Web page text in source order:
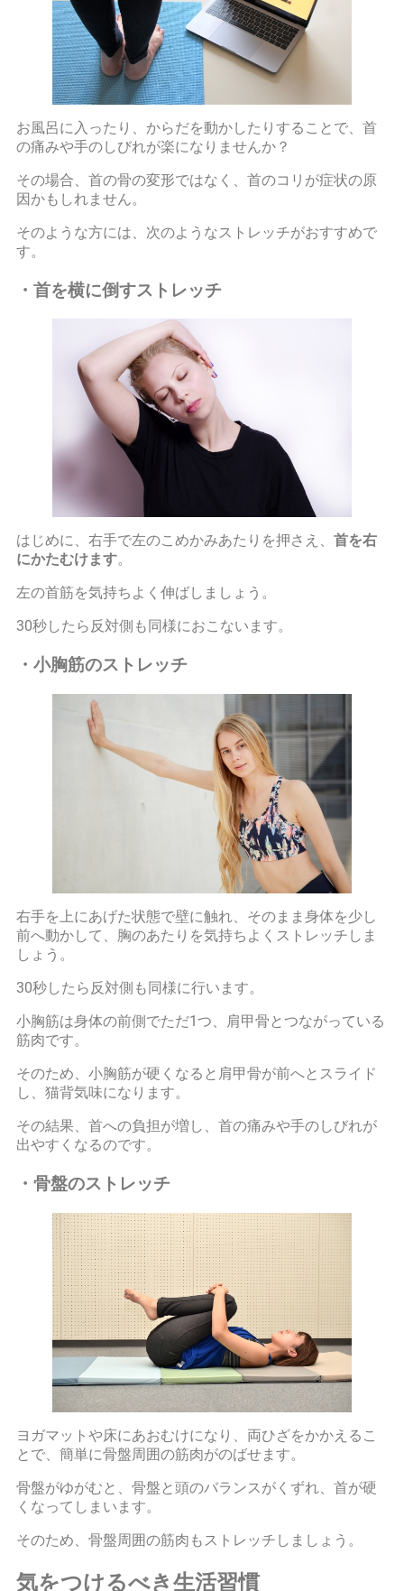
お風呂に入ったり、からだを動かしたりすることで、首
の痛みや手のしびれが楽になりませんか？
その場合、首の骨の変形ではなく、首のコリが症状の原
因かもしれません。
そのような方には、次のようなストレッチがおすすめで
す。
・首を横に倒すストレッチ
はじめに、右手で左のこめかみあたりを押さえ、 首を右
にかたむけます。
左の首筋を気持ちよく伸ばしましょう。
30秒したら反対側も同様におこないます。
・小胸筋のストレッチ
右手を上にあげた状態で壁に触れ、そのまま身体を少し
前へ動かして、胸のあたりを気持ちよくストレッチしま
しょう。
30秒したら反対側も同様に行います。
小胸筋は身体の前側でただ1つ、肩甲骨とつながっている
筋肉です。
そのため、小胸筋が硬くなると肩甲骨が前へとスライド
し、猫背気味になります。
その結果、首への負担が増し、首の痛みや手のしびれが
出やすくなるのです。
・骨盤のストレッチ
ヨガマットや床にあおむけになり、両ひざをかかえるこ
とで、簡単に骨盤周囲の筋肉がのばせます。
骨盤がゆがむと、骨盤と頭のバランスがくずれ、首が硬
くなってしまいます。
そのため、骨盤周囲の筋肉もストレッチしましょう。
気をつけるべき生活習慣